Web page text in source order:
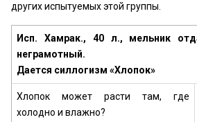
других испытуемых этой группы.
Исп. Хамрак., 40 л., мельник
неграмотный.
Дается силлогизм «Хлопок»
Хлопок может расти там, где
холодно и влажно?